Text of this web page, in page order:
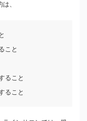
、
こと
ること
ること